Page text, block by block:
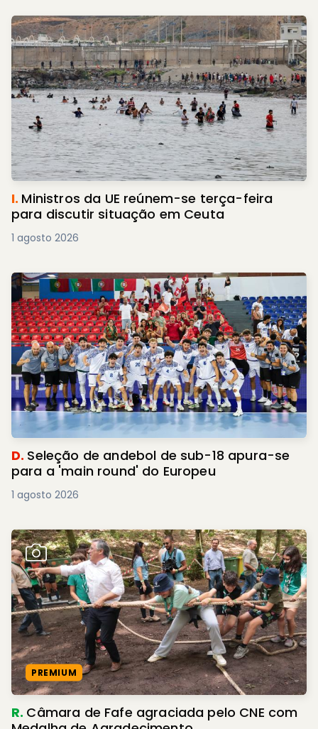
I. Ministros da UE reúnem-se terça-feira
para discutir situação em Ceuta
1 agosto 2026
D. Seleção de andebol de sub-18 apura-se
para a 'main round' do Europeu
1 agosto 2026
PREMIUM
R. Câmara de Fafe agraciada pelo CNE com